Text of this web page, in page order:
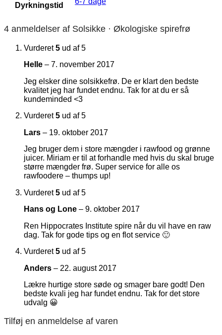
Dyrkningstid
4 anmeldelser af Solsikke · Økologiske spirefrø
Vurderet5 ud af 5
Helle – 7. november 2017
Jeg elsker dine solsikkefrø. De er klart den bedste
kvalitet jeg har fundet endnu. Tak for at du er så
kundeminded <3
Vurderet5 ud af 5
Lars – 19. oktober 2017
Jeg bruger dem i store mængder i rawfood og grønne
juicer. Miriam er til at forhandle med hvis du skal bruge
større mængder frø. Super service for alle os
rawfoodere – thumps up!
Vurderet5 ud af 5
Hans og Lone – 9. oktober 2017
Ren Hippocrates Institute spire når du vil have en raw
dag. Tak for gode tips og en flot service 🙂
Vurderet5 ud af 5
Anders – 22. august 2017
Lækre hurtige store søde og smager bare godt! Den
bedste kvali jeg har fundet endnu. Tak for det store
udvalg 😀
Tilføj en anmeldelse af varen